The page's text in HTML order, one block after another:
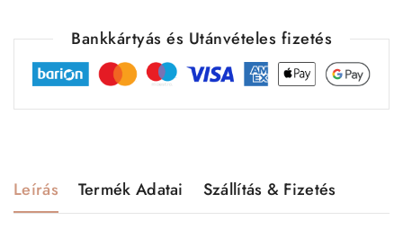
Bankkártyás és Utánvételes fizetés
Leírás Termék Adatai Szállítás & Fizetés